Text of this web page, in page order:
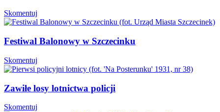
Skomentuj
Festiwal Balonowy w Szczecinku
Skomentuj
Zawiłe losy lotnictwa policji
Skomentuj